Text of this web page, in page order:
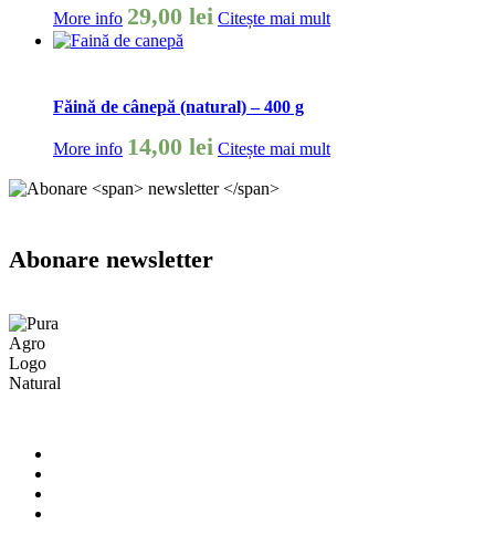
More info 29,00 lei Citește mai mult
Făină de cânepă (natural) – 400 g
More info 14,00 lei Citește mai mult
Abonare newsletter